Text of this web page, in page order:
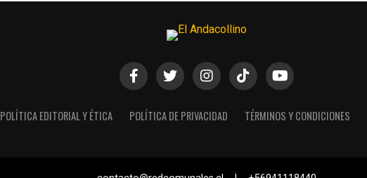
POLÍTICA EDITORIAL Y ÉTICA POLÍTICA DE PRIVACIDAD TÉRMINOS Y CONDICIONES